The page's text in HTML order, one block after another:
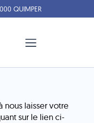
QUIMPER
nous laisser votre
sur le lien ci-